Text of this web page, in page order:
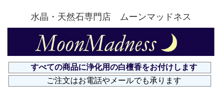
水晶・天然石専門店 ムーンマッドネス